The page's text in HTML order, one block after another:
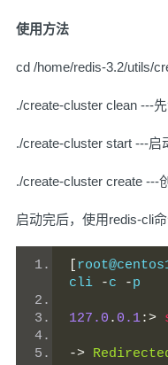
使用方法
cd /home/redis-3.2/utils/
./create-cluster clean ---
./create-cluster start ---启
./create-cluster create ---
启动完后，使用redis-cli
cli
-c -p
127.0 . 0.1:>
->